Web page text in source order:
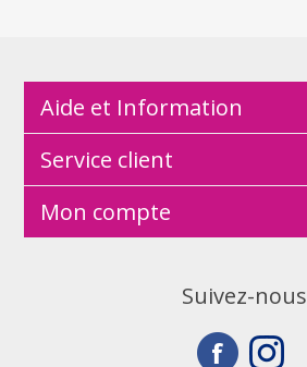
Aide et Information
Service client
Mon compte
Suivez-nous